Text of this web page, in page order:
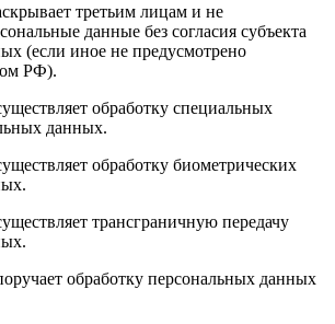
третьим лицам и не
данные без согласия субъекта
(если иное не предусмотрено
РФ).
обработку специальных
данных.
обработку биометрических
трансграничную передачу
обработку персональных данных